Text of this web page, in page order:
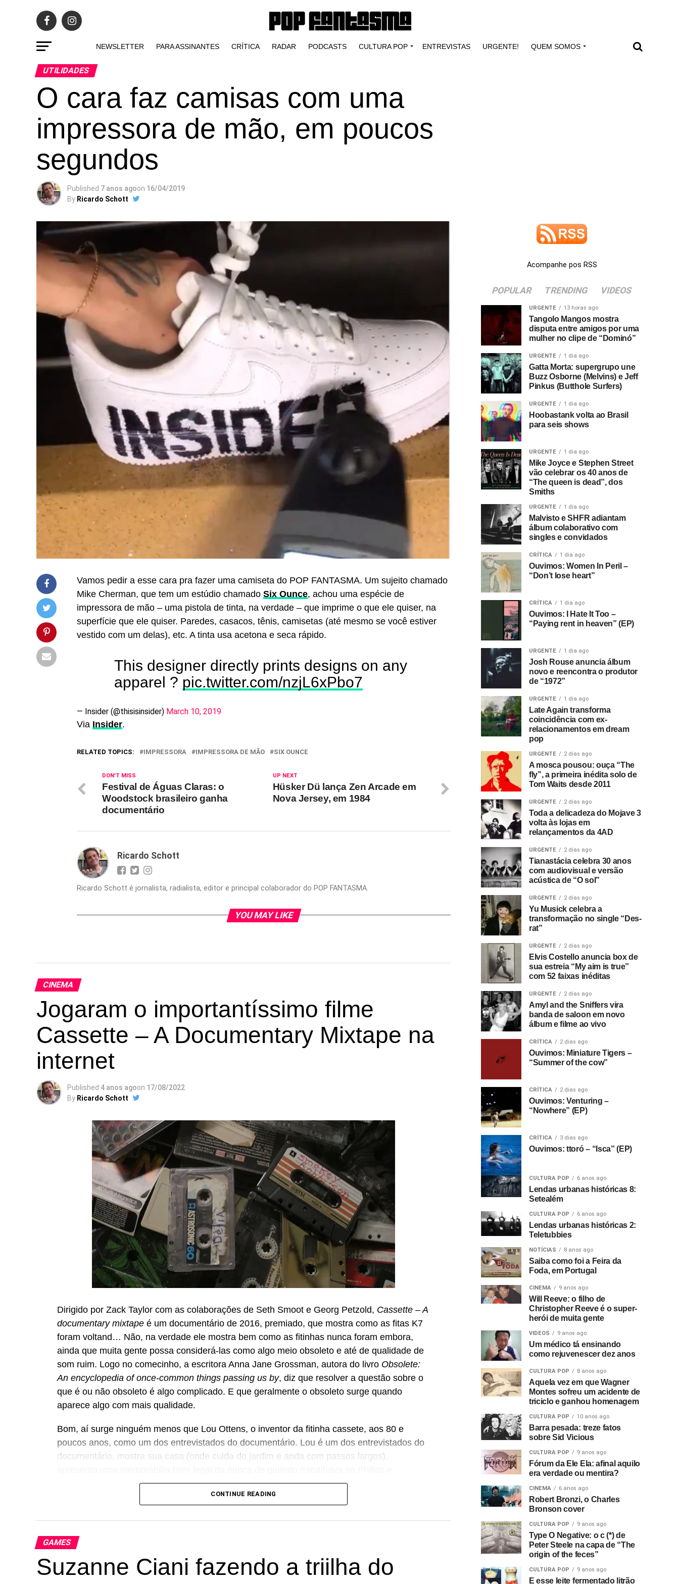
NEWSLETTER PARA ASSINANTES CRÍTICA RADAR PODCASTS CULTURA POP ENTREVISTAS URGENTE! QUEM SOMOS
UTILIDADES
O cara faz camisas com uma
impressora de mão, em poucos
segundos
Published 7 anos agoon 16/04/2019
By Ricardo Schott
Vamos pedir a esse cara pra fazer uma camiseta do POP FANTASMA. Um sujeito chamado
Mike Cherman, que tem um estúdio chamado Six Ounce, achou uma espécie de
impressora de mão – uma pistola de tinta, na verdade – que imprime o que ele quiser, na
superfície que ele quiser. Paredes, casacos, tênis, camisetas (até mesmo se você estiver
vestido com um delas), etc. A tinta usa acetona e seca rápido.
This designer directly prints designs on any
apparel ? pic.twitter.com/nzjL6xPbo7
— Insider (@thisisinsider) March 10, 2019
Via Insider.
RELATED TOPICS: IMPRESSORA IMPRESSORA DE MÃO SIX OUNCE
UP NEXT
Hüsker Dü lança Zen Arcade em
Nova Jersey, em 1984
DON'T MISS
Festival de Águas Claras: o
Woodstock brasileiro ganha
documentário
Ricardo Schott
Ricardo Schott é jornalista, radialista, editor e principal colaborador do POP FANTASMA.
YOU MAY LIKE
CINEMA
Jogaram o importantíssimo filme
Cassette – A Documentary Mixtape na
internet
Published 4 anos agoon 17/08/2022
By Ricardo Schott
Dirigido por Zack Taylor com as colaborações de Seth Smoot e Georg Petzold, Cassette – A
documentary mixtape é um documentário de 2016, premiado, que mostra como as fitas K7
foram voltand… Não, na verdade ele mostra bem como as fitinhas nunca foram embora,
ainda que muita gente possa considerá-las como algo meio obsoleto e até de qualidade de
som ruim. Logo no comecinho, a escritora Anna Jane Grossman, autora do livro Obsolete:
An encyclopedia of once-common things passing us by, diz que resolver a questão sobre o
que é ou não obsoleto é algo complicado. E que geralmente o obsoleto surge quando
aparece algo com mais qualidade.
Bom, aí surge ninguém menos que Lou Ottens, o inventor da fitinha cassete, aos 80 e
poucos anos, como um dos entrevistados do documentário. Lou é um dos entrevistados do
documentário, mostra sua casa (onde cuida do jardim e anda com passos largos),
desenvolveu o K7, e ainda reencontra com antigos amigos do trabalho. Lou espanta-se com
o fato de sua invenção nunca ter exatamente saído de moda, mas é um tanto sarcástico
desaparecer. Não acredito em eternidade”, brinca.
A novidade é que
Além de fãs e estudiosos do formato e do próprio criador das fitas, a participação de vários
músicos ajuda a entender que, se o CD é de produção cara e os LPs mais ainda, o K7
CONTINUE READING
GAMES
Suzanne Ciani fazendo a triilha do
Acompanhe pos RSS
POPULAR TRENDING VIDEOS
URGENTE 13 horas ago
Tangolo Mangos mostra
disputa entre amigos por uma
mulher no clipe de “Dominó”
URGENTE 1 dia ago
Gatta Morta: supergrupo une
Buzz Osborne (Melvins) e Jeff
Pinkus (Butthole Surfers)
URGENTE 1 dia ago
Hoobastank volta ao Brasil
para seis shows
URGENTE 1 dia ago
Mike Joyce e Stephen Street
vão celebrar os 40 anos de
“The queen is dead”, dos
Smiths
URGENTE 1 dia ago
Malvisto e SHFR adiantam
álbum colaborativo com
singles e convidados
CRÍTICA 1 dia ago
Ouvimos: Women In Peril –
“Don’t lose heart”
CRÍTICA 1 dia ago
Ouvimos: I Hate It Too –
“Paying rent in heaven” (EP)
URGENTE 1 dia ago
Josh Rouse anuncia álbum
novo e reencontra o produtor
de “1972”
URGENTE 1 dia ago
Late Again transforma
coincidência com ex-
relacionamentos em dream
pop
URGENTE 2 dias ago
A mosca pousou: ouça “The
fly”, a primeira inédita solo de
Tom Waits desde 2011
URGENTE 2 dias ago
Toda a delicadeza do Mojave 3
volta às lojas em
relançamentos da 4AD
URGENTE 2 dias ago
Tianastácia celebra 30 anos
com audiovisual e versão
acústica de “O sol”
URGENTE 2 dias ago
Yu Musick celebra a
transformação no single “Des-
rat”
URGENTE 2 dias ago
Elvis Costello anuncia box de
sua estreia “My aim is true”
com 52 faixas inéditas
URGENTE 2 dias ago
Amyl and the Sniffers vira
banda de saloon em novo
álbum e filme ao vivo
CRÍTICA 2 dias ago
Ouvimos: Miniature Tigers –
“Summer of the cow”
CRÍTICA 2 dias ago
Ouvimos: Venturing –
“Nowhere” (EP)
CRÍTICA 3 dias ago
Ouvimos: ttoró – “Isca” (EP)
CULTURA POP 6 anos ago
Lendas urbanas históricas 8:
Setealém
CULTURA POP 6 anos ago
Lendas urbanas históricas 2:
Teletubbies
NOTÍCIAS 8 anos ago
Saiba como foi a Feira da
Foda, em Portugal
CINEMA 9 anos ago
Will Reeve: o filho de
Christopher Reeve é o super-
herói de muita gente
VIDEOS 9 anos ago
Um médico tá ensinando
como rejuvenescer dez anos
CULTURA POP 8 anos ago
Aquela vez em que Wagner
Montes sofreu um acidente de
triciclo e ganhou homenagem
CULTURA POP 10 anos ago
Barra pesada: treze fatos
sobre Sid Vicious
CULTURA POP 9 anos ago
Fórum da Ele Ela: afinal aquilo
era verdade ou mentira?
CINEMA 6 anos ago
Robert Bronzi, o Charles
Bronson cover
CULTURA POP 9 anos ago
Type O Negative: o c (*) de
Peter Steele na capa de “The
origin of the feces”
CULTURA POP 9 anos ago
E esse leite fermentado litrão